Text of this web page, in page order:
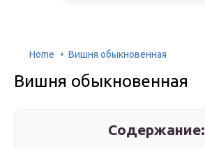
Home Вишня обыкновенная
Вишня обыкновенная
Содержание: